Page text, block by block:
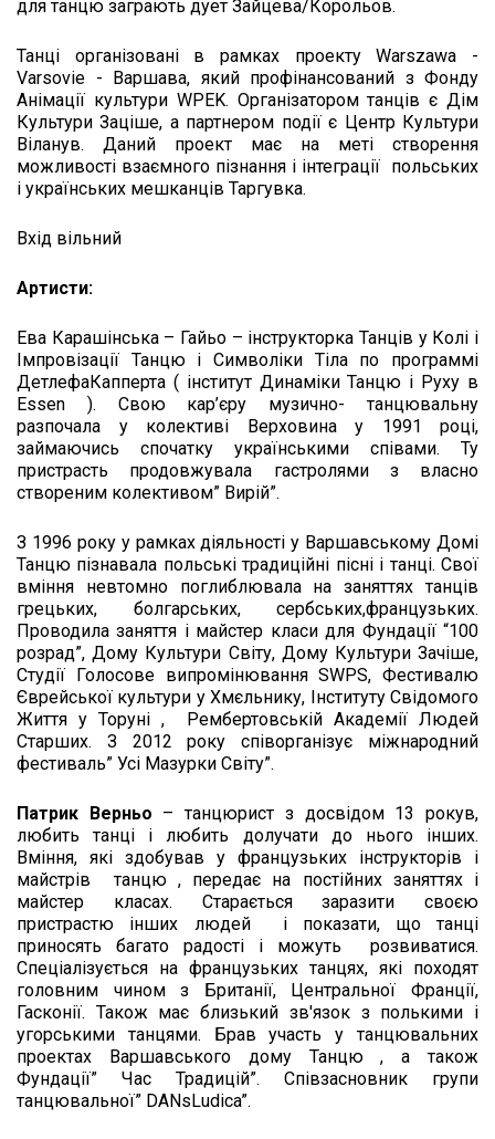
для танцю заграють дует Зайцева/Корольов.
Танці організовані в рамках проекту Warszawa -
Varsovie - Варшава, який профінансований з Фонду
Анімації культури WPEK. Організатором танців є Дім
Культури Заціше, а партнером події є Центр Культури
Віланув. Даний проект має на меті створення
можливості взаємного пізнання і інтеграції польських
і українських мешканців Таргувка.
Вхід вільний
Артисти:
Ева Карашінська – Гайьо – інструкторка Танців у Колі і
Імпровізації Танцю і Символіки Тіла по программі
ДетлефаКапперта ( інститут Динаміки Танцю і Руху в
Essen ). Свою кар’єру музично- танцювальну
разпочала у колективі Верховина у 1991 році,
займаючись спочатку українськими співами. Ту
пристрасть продовжувала гастролями з власно
створеним колективом” Вирій”.
З 1996 року у рамках діяльності у Варшавському Домі
Танцю пізнавала польські традиційні пісні і танці. Свої
вміння невтомно поглиблювала на заняттях танців
грецьких, болгарських, сербських,французьких.
Проводила заняття і майстер класи для Фундації “100
розрад”, Дому Культури Світу, Дому Культури Зачіше,
Студії Голосове випромінювання SWPS, Фестивалю
Єврейської культури у Хмєльнику, Інституту Свідомого
Життя у Торуні , Рембертовській Академії Людей
Старших. З 2012 року співорганізує міжнародний
фестиваль” Усі Мазурки Світу”.
Патрик Верньо – танцюрист з досвідом 13 рокув,
любить танці і любить долучати до нього інших.
Вміння, які здобував у французьких інструкторів і
майстрів танцю , передає на постійних заняттях і
майстер класах. Старається заразити своєю
пристрастю інших людей і показати, що танці
приносять багато радості і можуть розвиватися.
Спеціалізується на французьких танцях, які походят
головним чином з Британії, Центральної Франції,
Гасконії. Також має близький зв'язок з полькими і
угорськими танцями. Брав участь у танцювальних
проектах Варшавського дому Танцю , а також
Фундації” Час Традицій”. Співзасновник групи
танцювальної” DANsLudica”.